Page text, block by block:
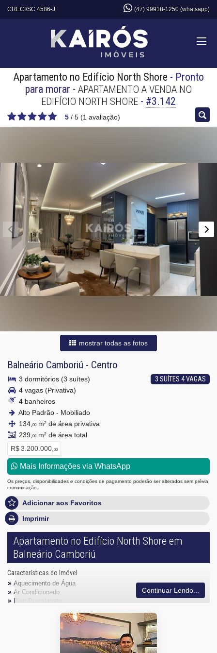
CRECI/SC 4586-J (47) 99918-1250 (whatsapp)
Apartamento no Edifício North Shore - Pronto
para morar - APARTAMENTO A VENDA NO
EDIFÍCIO NORTH SHORE - #3.142
5 / 5 (1 avaliação)
mostrar todas as fotos
Balneário Camboriú - Centro
3 SUÍTES 4 VAGAS
3 dormitórios (3 suítes)
4 vagas (Privativa)
4 banheiros
Alto Padrão - Mobiliado
134, 00m² de área privativa
239, 00m² de área total
R$ 3.200.000, 00
Mais Informações via WhatsApp
Os preços, disponibilidades e condições de pagamento poderão ser alterados sem prévia
comunicação.
Adicionar aos Favoritos
Imprimir
Apartamento no Edifício North Shore em
Balneário Camboriú
Características do Imóvel
Aquecimento de Água
Ar Condicionado
Piso Porcelanato
Acabamento em Gesso
Continuar Lendo...